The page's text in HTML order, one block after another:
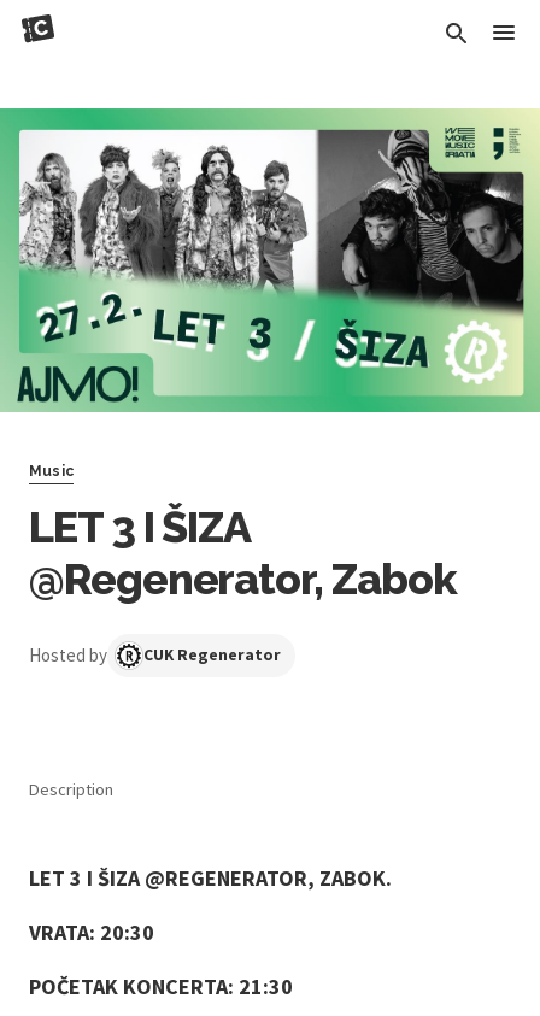
Music
LET 3 I ŠIZA
@Regenerator, Zabok
Hosted by CUK Regenerator
Description
LET 3 I ŠIZA @REGENERATOR, ZABOK.
VRATA: 20:30
POČETAK KONCERTA: 21:30